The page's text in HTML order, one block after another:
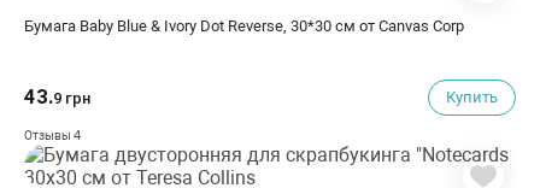
Бумага Baby Blue & Ivory Dot Reverse, 30*30 см от Canvas Corp
43.9 грн Купить
Отзывы 4